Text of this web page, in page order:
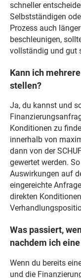
schneller
Selbstständigen
Prozess auch
beschleunigen,
vollständig und gut
Kann ich
stellen?
Ja, du kannst und
Konditionen zu
innerhalb von
dann von der
gewertet werden.
Auswirkungen auf
eingereichte
direkten
Was passiert,
nachdem ich
Wenn du bereits
und die